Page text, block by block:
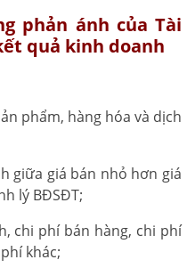
phản ánh của Tài
quả kinh doanh
phẩm, hàng hóa và dịch
giữa giá bán nhỏ hơn giá
lý BĐSĐT;
chi phí bán hàng, chi phí
khác;